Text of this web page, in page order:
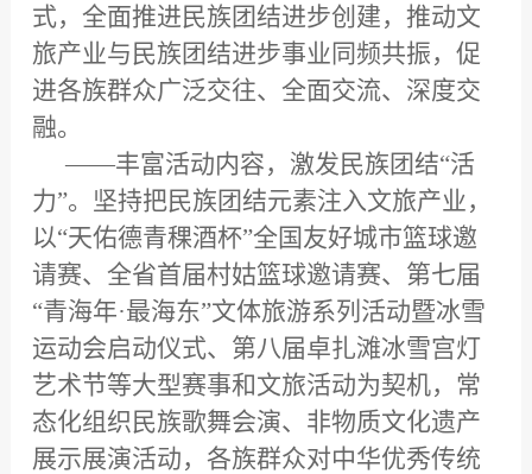
式，全面推进民族团结进步创建，推动文
旅产业与民族团结进步事业同频共振，促
进各族群众广泛交往、全面交流、深度交
融。
——丰富活动内容，激发民族团结“活
力”。坚持把民族团结元素注入文旅产业，
以“天佑德青稞酒杯”全国友好城市篮球邀
请赛、全省首届村姑篮球邀请赛、第七届
“青海年·最海东”文体旅游系列活动暨冰雪
运动会启动仪式、第八届卓扎滩冰雪宫灯
艺术节等大型赛事和文旅活动为契机，常
态化组织民族歌舞会演、非物质文化遗产
展示展演活动，各族群众对中华优秀传统